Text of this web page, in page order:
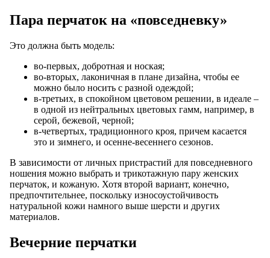
Пара перчаток на «повседневку»
Это должна быть модель:
во-первых, добротная и ноская;
во-вторых, лаконичная в плане дизайна, чтобы ее
можно было носить с разной одеждой;
в-третьих, в спокойном цветовом решении, в идеале –
в одной из нейтральных цветовых гамм, например, в
серой, бежевой, черной;
в-четвертых, традиционного кроя, причем касается
это и зимнего, и осенне-весеннего сезонов.
В зависимости от личных пристрастий для повседневного
ношения можно выбрать и трикотажную пару женских
перчаток, и кожаную. Хотя второй вариант, конечно,
предпочтительнее, поскольку износоустойчивость
натуральной кожи намного выше шерсти и других
материалов.
Вечерние перчатки